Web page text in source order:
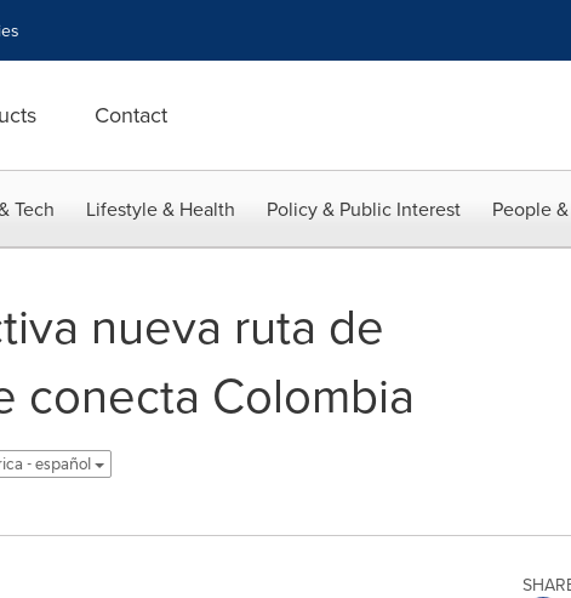
Contact
Tech Lifestyle & Health Policy & Public Interest People
nueva ruta de
conecta Colombia
- español